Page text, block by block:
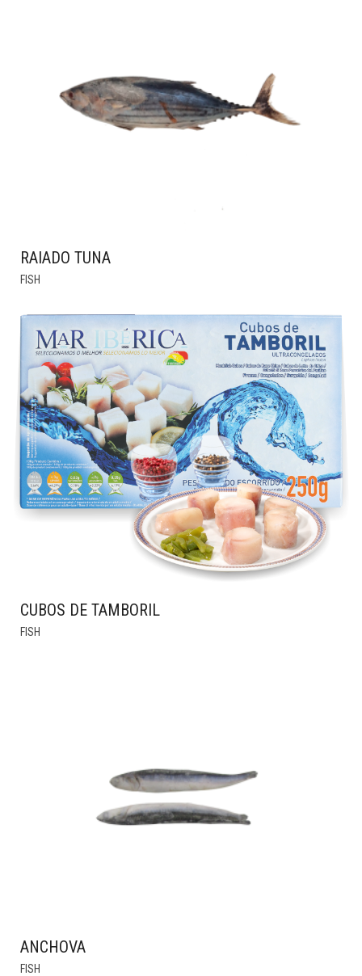
RAIADO TUNA
FISH
MULTIPLE
VARIANTS.
THE
OPTIONS
MAY
BE
CHOSEN
ON
THE
PRODUCT
PAGE
CUBOS DE TAMBORIL
FISH
ANCHOVA
FISH